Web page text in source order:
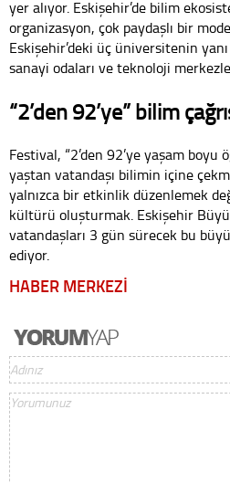
yer alıyor. Eskişehir’de bilim
organizasyon, çok paydaşlı bir
Eskişehir’deki üç üniversitenin
sanayi odaları ve teknoloji
“2’den 92’ye” bilim
Festival, “2’den 92’ye yaşam
yaştan vatandaşı bilimin içine
yalnızca bir etkinlik düzenlemek
kültürü oluşturmak. Eskişehir
vatandaşları 3 gün sürecek bu
ediyor.
HABER MERKEZİ